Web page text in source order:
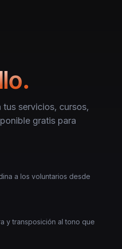
tus servicios, cursos,
gratis para
a los voluntarios desde
y transposición al tono que